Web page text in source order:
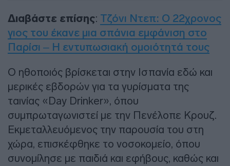
Διαβάστε επίσης: Τζόνι Ντεπ: Ο 22χρονος
γιος του έκανε μια σπάνια εμφάνιση στο
Παρίσι – Η εντυπωσιακή ομοιότητά τους
Ο ηθοποιός βρίσκεται στην Ισπανία εδώ και
μερικές εβδορών για τα γυρίσματα της
ταινίας «Day Drinker», όπου
συμπρωταγωνιστεί με την Πενέλοπε Κρουζ.
Εκμεταλλευόμενος την παρουσία του στη
χώρα, επισκέφθηκε το νοσοκομείο, όπου
συνομίλησε με παιδιά και εφήβους, καθώς και